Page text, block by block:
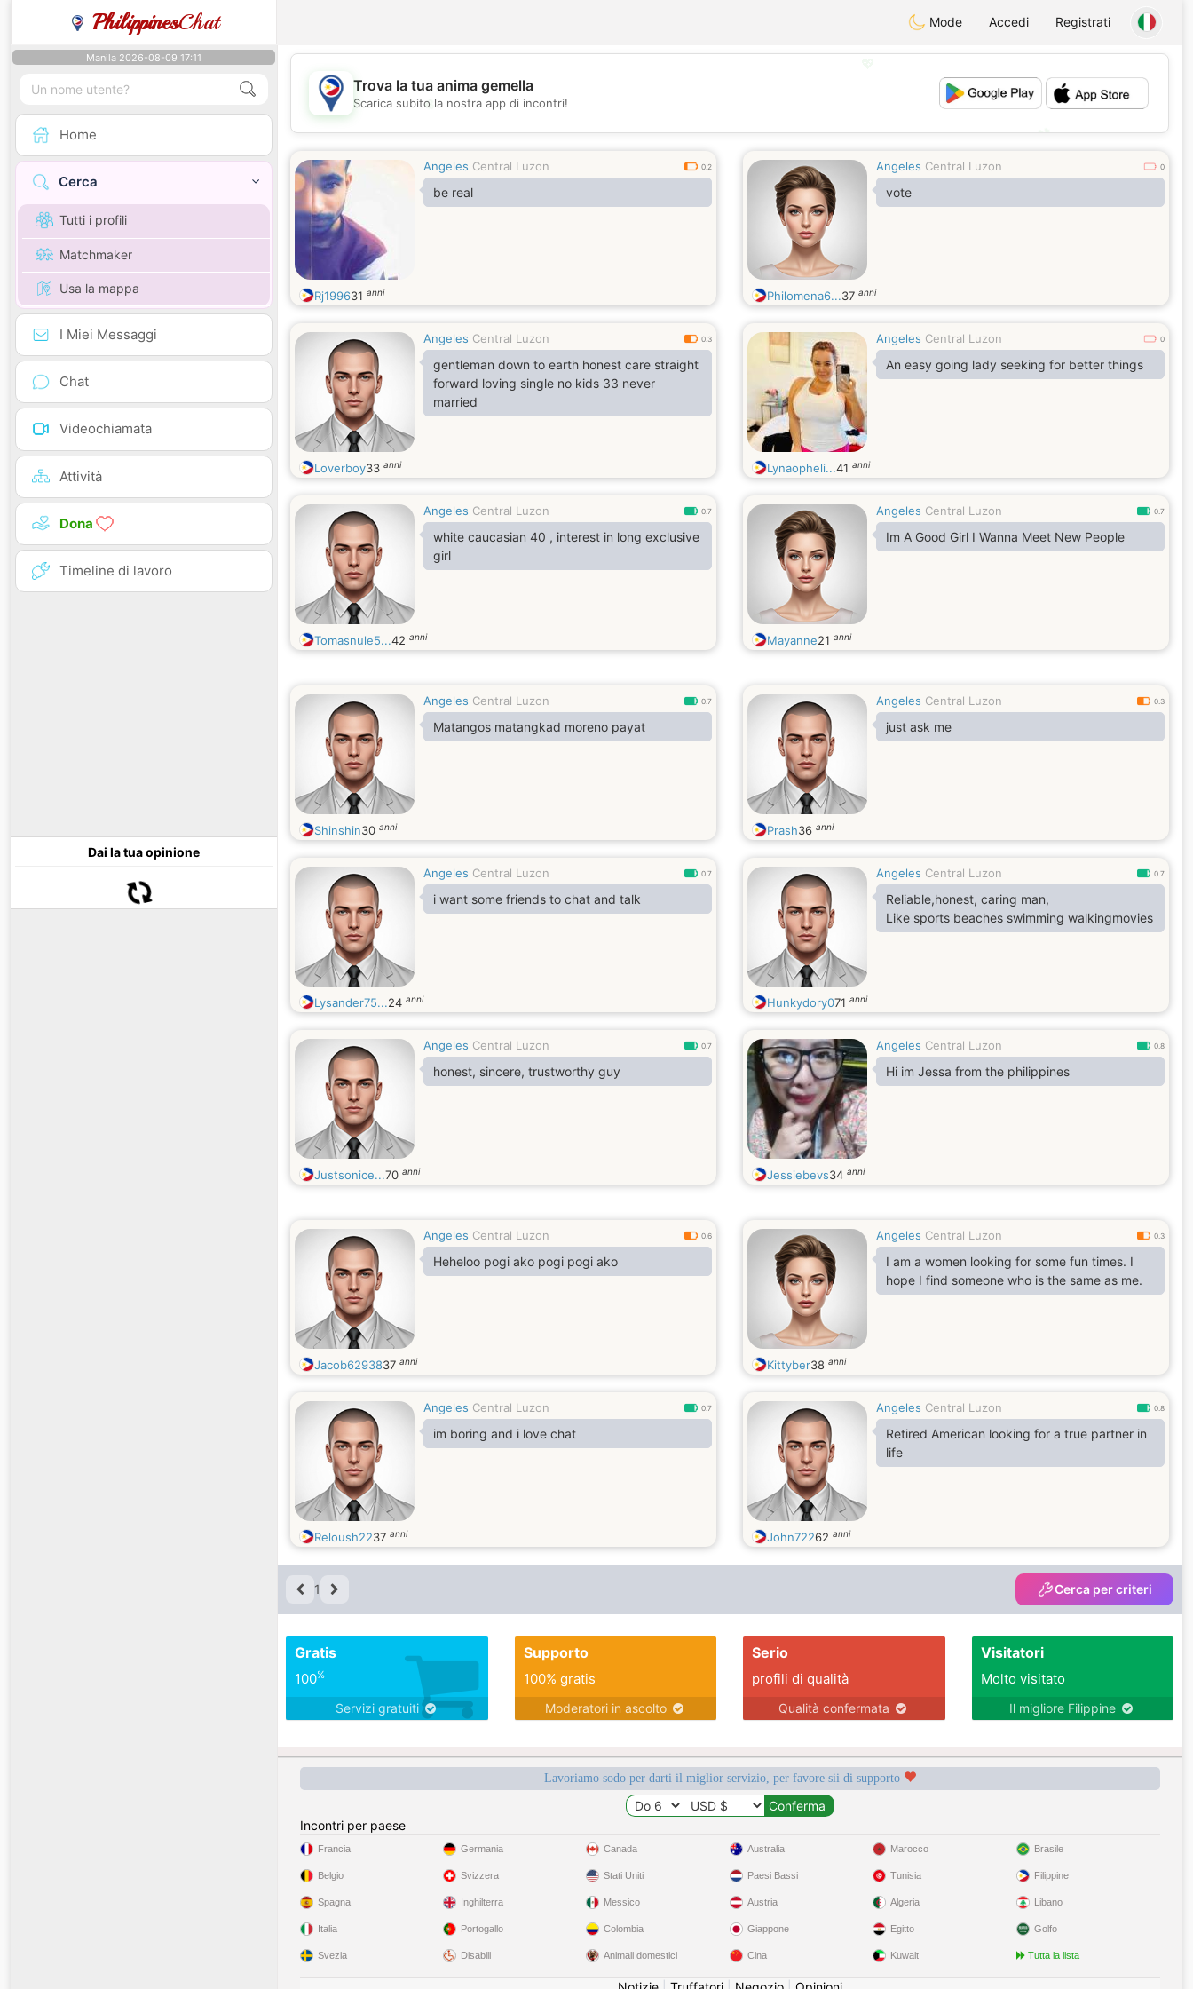
PhilippinesChat Mode Accedi Registrati
Manila 2026-08-09 17:11
Home
Cerca
Tutti i profili
Matchmaker
Usa la mappa
I Miei Messaggi
Chat
Videochiamata
Attività
Dona
Timeline di lavoro
Dai la tua opinione
💖
💕
Trova la tua anima gemella
Scarica subito la nostra app di incontri!
Angeles Central Luzon 0.2
be real
Rj199631 anni
Angeles Central Luzon 0
vote
Philomena6...37 anni
Angeles Central Luzon 0.3
gentleman down to earth honest care straight
forward loving single no kids 33 never
married
Loverboy33 anni
Angeles Central Luzon 0
An easy going lady seeking for better things
Lynaopheli...41 anni
Angeles Central Luzon 0.7
white caucasian 40 , interest in long exclusive
girl
Tomasnule5...42 anni
Angeles Central Luzon 0.7
Im A Good Girl I Wanna Meet New People
Mayanne21 anni
Angeles Central Luzon 0.7
Matangos matangkad moreno payat
Shinshin30 anni
Angeles Central Luzon 0.3
just ask me
Prash36 anni
Angeles Central Luzon 0.7
i want some friends to chat and talk
Lysander75...24 anni
Angeles Central Luzon 0.7
Reliable,honest, caring man,
Like sports beaches swimming walkingmovies
Hunkydory071 anni
Angeles Central Luzon 0.7
honest, sincere, trustworthy guy
Justsonice...70 anni
Angeles Central Luzon 0.8
Hi im Jessa from the philippines
Jessiebevs34 anni
Angeles Central Luzon 0.6
Heheloo pogi ako pogi pogi ako
Jacob6293837 anni
Angeles Central Luzon 0.3
I am a women looking for some fun times. I
hope I find someone who is the same as me.
Kittyber38 anni
Angeles Central Luzon 0.7
im boring and i love chat
Reloush2237 anni
Angeles Central Luzon 0.8
Retired American looking for a true partner in
life
John72262 anni
1 Cerca per criteri
Gratis
100%
Servizi gratuiti
Supporto
100% gratis
Moderatori in ascolto
Serio
profili di qualità
Qualità confermata
Visitatori
Molto visitato
Il migliore Filippine
Lavoriamo sodo per darti il miglior servizio, per favore sii di supporto
Incontri per paese
Francia
Belgio
Spagna
Italia
Svezia
Germania
Svizzera
Inghilterra
Portogallo
Disabili
Canada
Stati Uniti
Messico
Colombia
Animali domestici
Australia
Paesi Bassi
Austria
Giappone
Cina
Marocco
Tunisia
Algeria
Egitto
Kuwait
Brasile
Filippine
Libano
Golfo
Tutta la lista